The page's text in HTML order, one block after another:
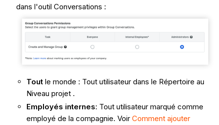
dans l'outil Conversations :
Toutle monde : Tout utilisateur dans le Répertoire au
Niveau projet .
Employés internes: Tout utilisateur marqué comme
employé de la compagnie. Voir Comment ajouter